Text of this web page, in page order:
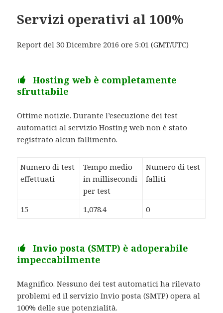
Servizi operativi al 100%
Report del 30 Dicembre 2016 ore 5:01 (GMT/UTC)
Hosting web è completamente
sfruttabile
Ottime notizie. Durante l’esecuzione dei test
automatici al servizio Hosting web non è stato
registrato alcun fallimento.
Numero di test
effettuati
Tempo medio
in millisecondi
per test
Numero di test
falliti
15 1,078.4 0
Invio posta (SMTP) è adoperabile
impeccabilmente
Magnifico. Nessuno dei test automatici ha rilevato
problemi ed il servizio Invio posta (SMTP) opera al
100% delle sue potenzialità.